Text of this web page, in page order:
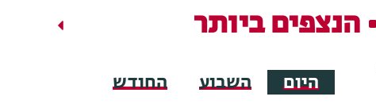
הנצפים ביותר
היום השבוע החודש